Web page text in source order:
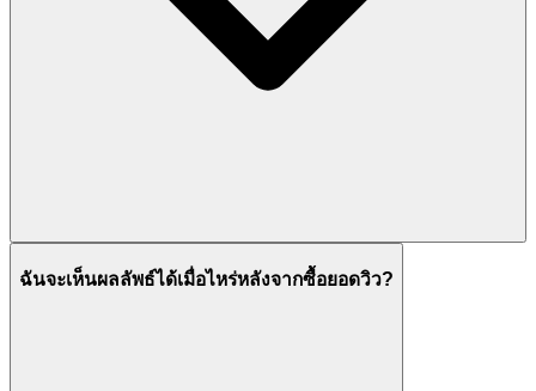
ฉันจะเห็นผลลัพธ์ได้เมื่อไหร่หลังจากซื้อยอดวิว?